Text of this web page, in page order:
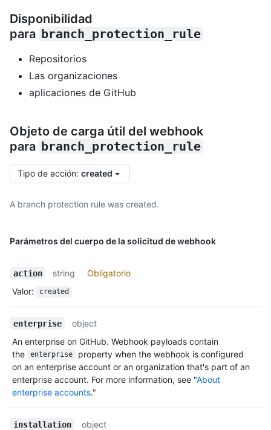
Disponibilidad
para branch_protection_rule
Repositorios
Las organizaciones
aplicaciones de GitHub
Objeto de carga útil del webhook
para branch_protection_rule
Tipo de acción: created
A branch protection rule was created.
Parámetros del cuerpo de la solicitud de webhook
action string
Obligatorio
Valor: created
enterprise
object
An enterprise on GitHub. Webhook payloads contain
the
enterprise
property when the webhook is configured
on an enterprise account or an organization that's part of an
enterprise account. For more information, see "About
enterprise accounts."
installation
object